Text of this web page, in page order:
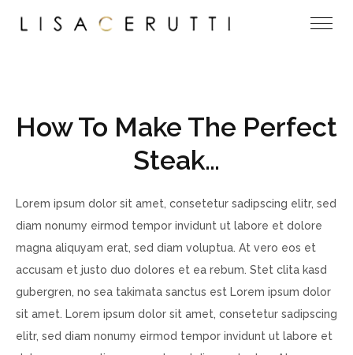
How To Make The Perfect
Steak…
Lorem ipsum dolor sit amet, consetetur sadipscing elitr, sed
diam nonumy eirmod tempor invidunt ut labore et dolore
magna aliquyam erat, sed diam voluptua. At vero eos et
accusam et justo duo dolores et ea rebum. Stet clita kasd
gubergren, no sea takimata sanctus est Lorem ipsum dolor
sit amet. Lorem ipsum dolor sit amet, consetetur sadipscing
elitr, sed diam nonumy eirmod tempor invidunt ut labore et